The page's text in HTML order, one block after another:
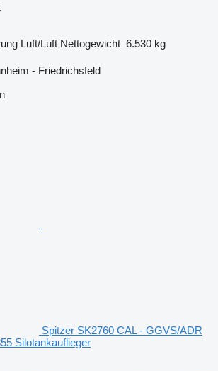
Luft/Luft Nettogewicht 6.530 kg
- Friedrichsfeld
Spitzer SK2760 CAL - GGVS/ADR
Silotankauflieger